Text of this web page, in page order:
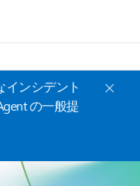
ンシデント
の一般提